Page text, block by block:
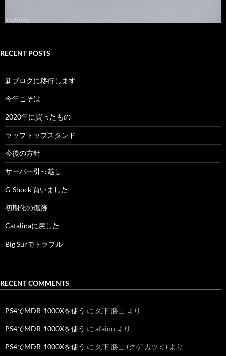
RECENT POSTS
新ブログに移行します
今年こそは
2020年に買ったもの
ラップトップスタンド
今後の方針
サーバー引っ越し
G-Shock 買いました
初期化の傷跡
Catalinaに戻した
Big Surでトラブル
RECENT COMMENTS
PS4でMDR-1000Xを使う に 久下 勝己 より
PS4でMDR-1000Xを使う に afainu より
PS4でMDR-1000Xを使う に 久下 勝己 (クゲ カツミ) より